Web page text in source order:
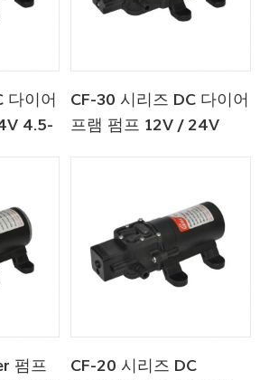
다이어
4.5-
CF-30 시리즈 DC 다이어
프램 펌프 12V / 24V
펌프
CF-20 시리즈 DC